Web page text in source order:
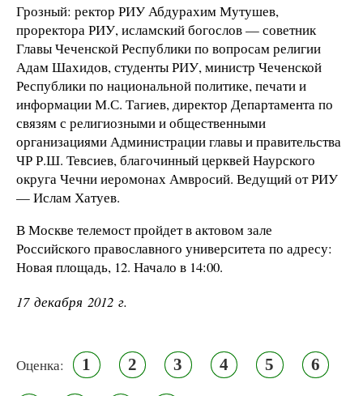
Грозный: ректор РИУ Абдурахим Мутушев,
проректора РИУ, исламский богослов — советник
Главы Чеченской Республики по вопросам религии
Адам Шахидов, студенты РИУ, министр Чеченской
Республики по национальной политике, печати и
информации М.С. Тагиев, директор Департамента по
связям с религиозными и общественными
организациями Администрации главы и правительства
ЧР Р.Ш. Тевсиев, благочинный церквей Наурского
округа Чечни иеромонах Амвросий. Ведущий от РИУ
— Ислам Хатуев.
В Москве телемост пройдет в актовом зале
Российского православного университета по адресу:
Новая площадь, 12. Начало в 14:00.
17 декабря 2012 г.
Оценка: 1 2 3 4 5 6